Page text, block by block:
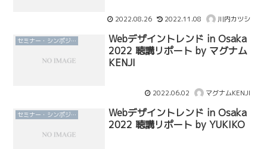
2022.08.26 2022.11.08 川内カツシ
セミナー・シンポジウム
Webデザイントレンド in Osaka
2022 聴講リポート by マグナム
KENJI
2022.06.02 マグナムKENJI
セミナー・シンポジウム
Webデザイントレンド in Osaka
2022 聴講リポート by YUKIKO